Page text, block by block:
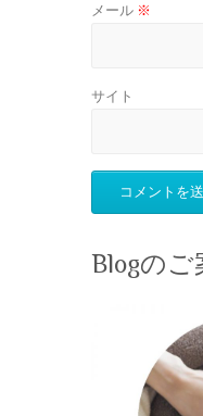
メール ※
サイト
Blogのご